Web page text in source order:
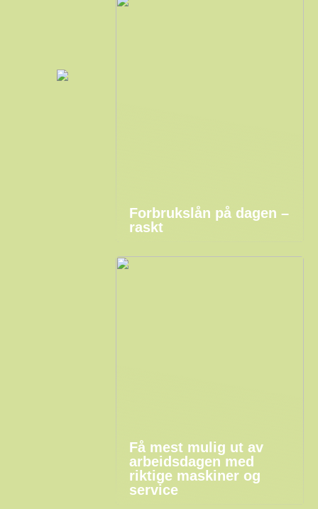
Forbrukslån på dagen –
raskt
Få mest mulig ut av
arbeidsdagen med
riktige maskiner og
service